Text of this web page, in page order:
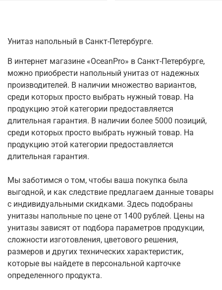
Унитаз напольный в Санкт-Петербурге.
В интернет магазине «OceanPro» в Санкт-Петербурге,
можно приобрести напольный унитаз от надежных
производителей. В наличии множество вариантов,
среди которых просто выбрать нужный товар. На
продукцию этой категории предоставляется
длительная гарантия. В наличии более 5000 позиций,
среди которых просто выбрать нужный товар. На
продукцию этой категории предоставляется
длительная гарантия.
Мы заботимся о том, чтобы ваша покупка была
выгодной, и как следствие предлагаем данные товары
с индивидуальными скидками. Здесь подобраны
унитазы напольные по цене от 1400 рублей. Цены на
унитазы зависят от подбора параметров продукции,
сложности изготовления, цветового решения,
размеров и других технических характеристик,
которые вы найдете в персональной карточке
определенного продукта.